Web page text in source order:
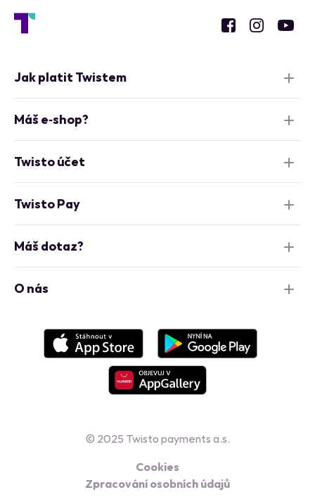
Jak platit Twistem
Máš e‑shop?
Twisto účet
Twisto Pay
Máš dotaz?
O nás
© 2025 Twisto payments a.s.
Cookies
Zpracování osobních údajů